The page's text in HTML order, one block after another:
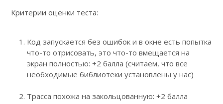
Критерии оценки теста:
Код запускается без ошибок и в окне есть попытка
что-то отрисовать, это что-то вмещается на
экран полностью: +2 балла (считаем, что все
необходимые библиотеки установлены у нас)
Трасса похожа на закольцованную: +2 балла